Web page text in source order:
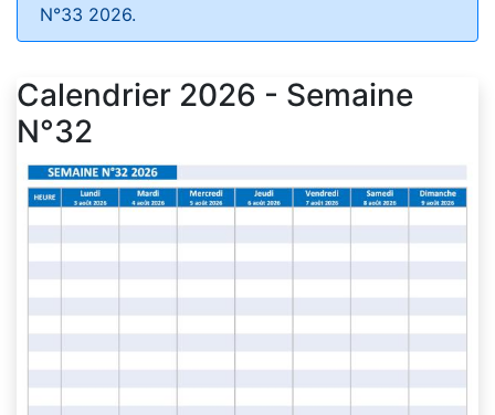
N°33 2026.
Calendrier 2026 - Semaine
N°32